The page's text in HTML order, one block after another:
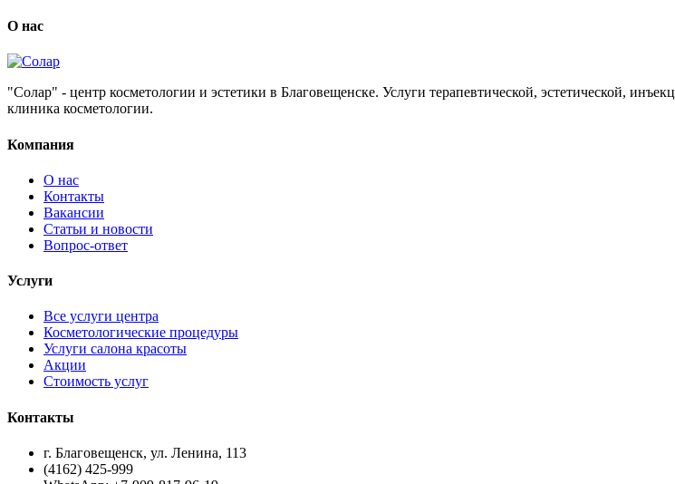
О нас
"Солар" - центр косметологии и эстетики в Благовещенске. Услуги терапевтической, эстетической,
клиника косметологии.
Компания
О нас
Контакты
Вакансии
Статьи и новости
Вопрос-ответ
Услуги
Все услуги центра
Косметологические процедуры
Услуги салона красоты
Акции
Стоимость услуг
Контакты
г. Благовещенск, ул. Ленина, 113
(4162) 425-999